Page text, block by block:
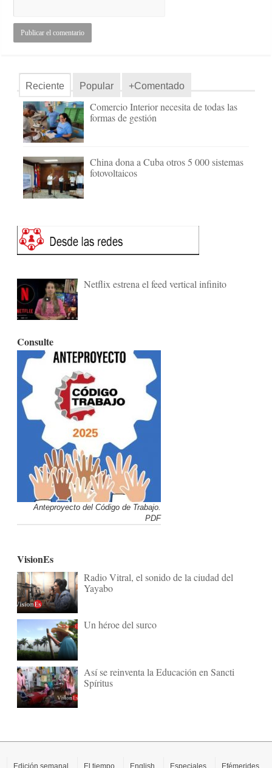
Reciente Popular +Comentado
Comercio Interior necesita de todas las
formas de gestión
China dona a Cuba otros 5 000 sistemas
fotovoltaicos
Netflix estrena el feed vertical infinito
Consulte
Anteproyecto del Código de Trabajo.
PDF
VisionEs
Radio Vitral, el sonido de la ciudad del
Yayabo
Un héroe del surco
Así se reinventa la Educación en Sancti
Spíritus